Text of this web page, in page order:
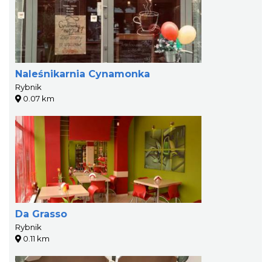
Naleśnikarnia Cynamonka
Rybnik
0.07 km
Da Grasso
Rybnik
0.11 km